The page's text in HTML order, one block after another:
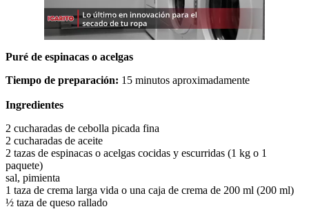
Puré de espinacas o acelgas
Tiempo de preparación: 15 minutos aproximadamente
Ingredientes
2 cucharadas de cebolla picada fina
2 cucharadas de aceite
2 tazas de espinacas o acelgas cocidas y escurridas (1 kg o 1
paquete)
sal, pimienta
1 taza de crema larga vida o una caja de crema de 200 ml (200 ml)
½ taza de queso rallado